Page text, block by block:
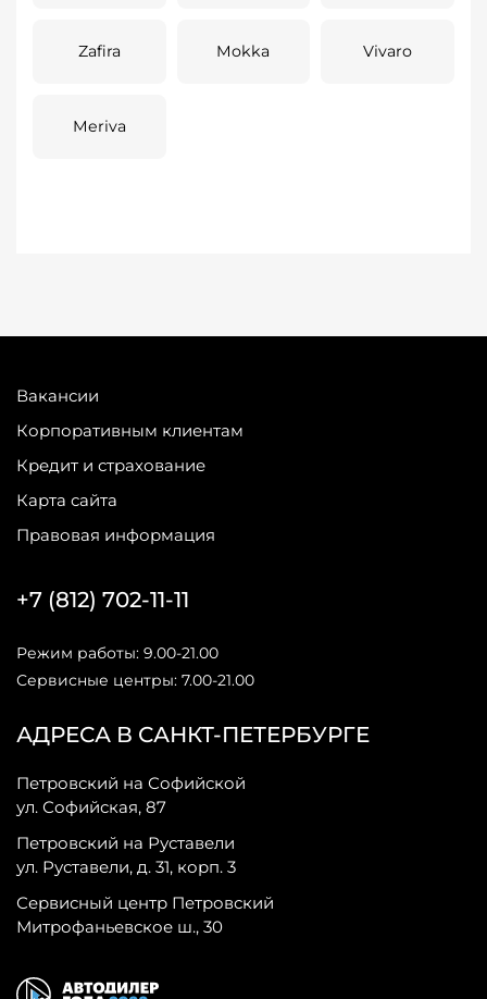
Zafira Mokka Vivaro
Meriva
Вакансии
Корпоративным клиентам
Кредит и страхование
Карта сайта
Правовая информация
АДРЕСА В САНКТ-ПЕТЕРБУРГЕ
Петровский на Софийской
ул. Софийская, 87
Петровский на Руставели
ул. Руставели, д. 31, корп. 3
Сервисный центр Петровский
Митрофаньевское ш., 30
+7 (812) 702-11-11
Режим работы: 9.00-21.00
Сервисные центры: 7.00-21.00